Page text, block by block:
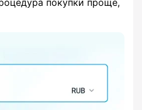
покупки проще,